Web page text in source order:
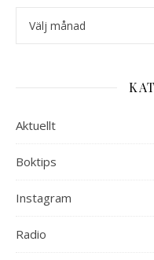
Aktuellt
Boktips
Instagram
Radio